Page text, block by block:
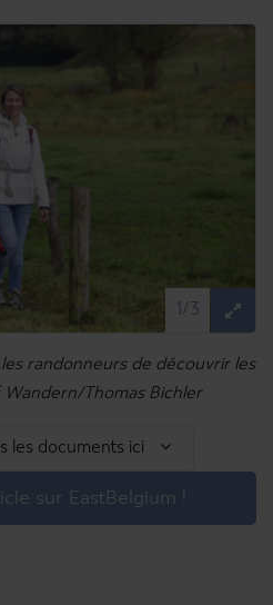
1/3
randonneurs de découvrir les
Wandern/Thomas Bichler
les documents ici
sur EastBelgium !